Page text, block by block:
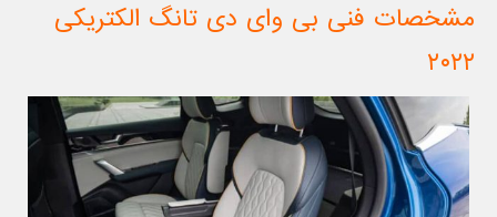
مشخصات فنی بی وای دی تانگ الکتریکی
۲۰۲۲